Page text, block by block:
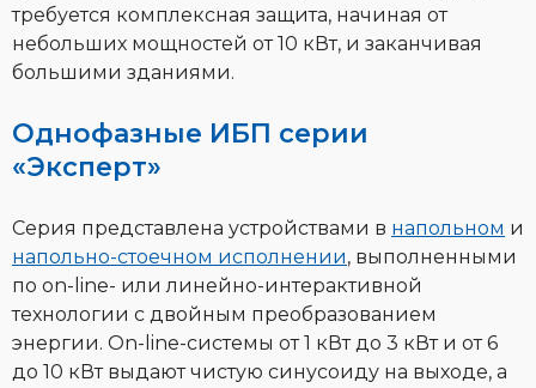
требуется комплексная защита, начиная от
небольших мощностей от 10 кВт, и заканчивая
большими зданиями.
Однофазные ИБП серии
«Эксперт»
Серия представлена устройствами в напольном и
напольно-стоечном исполнении, выполненными
по on-line- или линейно-интерактивной
технологии с двойным преобразованием
энергии. On-line-системы от 1 кВт до 3 кВт и от 6
до 10 кВт выдают чистую синусоиду на выходе, а